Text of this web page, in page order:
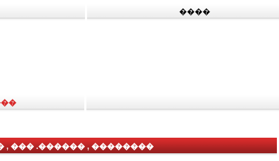
����
��� .������ , ��������